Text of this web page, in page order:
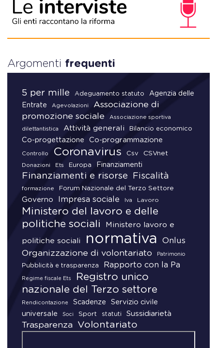
Argomenti frequenti
5 per mille Adeguamento statuto
Agenzia delle
Entrate
Agevolazioni
Associazione di
promozione sociale
Associazione sportiva
dilettantistica Attività generali Bilancio economico
Co-progettazione Co-programmazione
Controllo Coronavirus Csv CSVnet
Donazioni Ets Europa Finanziamenti
Finanziamenti e risorse Fiscalità
formazione Forum Nazionale del Terzo Settore
Governo Impresa sociale Iva Lavoro
Ministero del lavoro e delle
politiche sociali
Ministero lavoro e
politiche sociali normativa Onlus
Organizzazione di volontariato Patrimonio
Pubblicità e trasparenza Rapporto con la Pa
Regime fiscale Ets
Registro unico
nazionale del Terzo settore
Rendicontazione Scadenze
Servizio civile
universale
Soci Sport statuti Sussidiarietà
Trasparenza Volontariato